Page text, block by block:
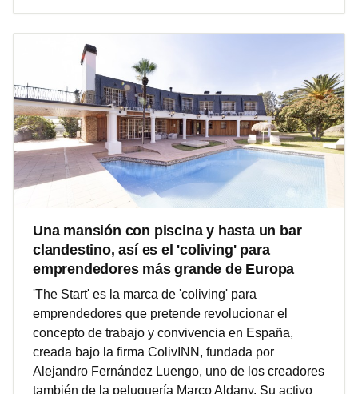
Una mansión con piscina y hasta un bar
clandestino, así es el 'coliving' para
emprendedores más grande de Europa
'The Start' es la marca de 'coliving' para
emprendedores que pretende revolucionar el
concepto de trabajo y convivencia en España,
creada bajo la firma ColivINN, fundada por
Alejandro Fernández Luengo, uno de los creadores
también de la peluquería Marco Aldany. Su activo